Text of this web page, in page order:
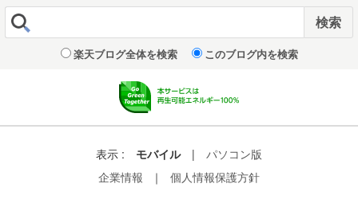
楽天ブログ全体を検索 このブログ内を検索
表示 : モバイル |
パソコン版
企業情報
｜ 個人情報保護方針